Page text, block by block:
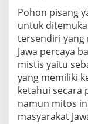
Pohon pisang
untuk
tersendiri yang
Jawa percaya
mistis yaitu
yang memiliki
ketahui secara
namun mitos
masyarakat